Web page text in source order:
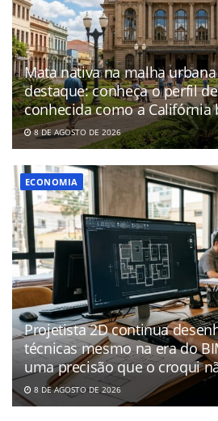
Mata nativa na malha
destaque: conheça o perfil
conhecida como a Califórnia
8 DE AGOSTO DE 2026
ECONOMIA
Projetista 2D continua
técnicas mesmo na era do
uma precisão que o croqui
8 DE AGOSTO DE 2026